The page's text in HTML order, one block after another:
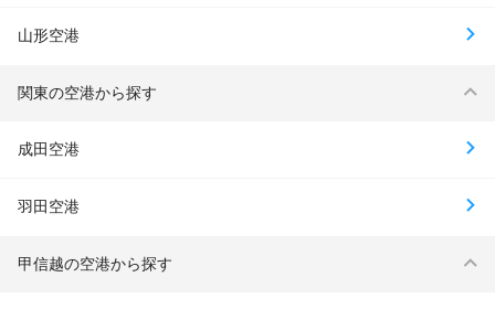
山形空港
関東の空港から探す
成田空港
羽田空港
甲信越の空港から探す